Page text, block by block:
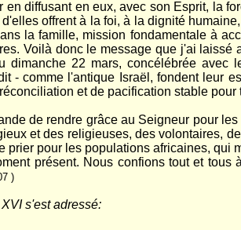
diffusant en eux, avec son Esprit, la
offrent à la foi, à la dignité
la famille, mission fondamentale à
Voilà donc le message que j'ai laissé
22 mars, concélébrée avec
comme l'antique Israël, fondent leur
et de pacification stable pour
de rendre grâce au Seigneur pour
et des religieuses, des volontaires,
pour les populations africaines, qui
présent. Nous confions tout et tous
)
s'est adressé: